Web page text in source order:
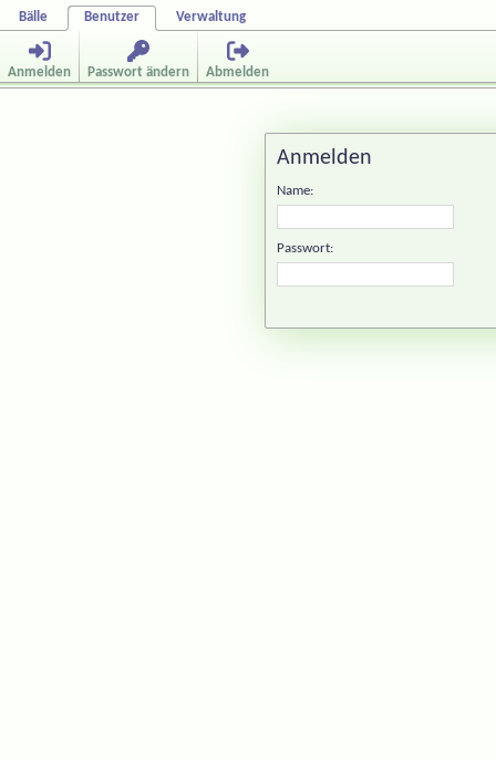
Bälle Benutzer Verwaltung
Anmelden Passwort ändern Abmelden
Anmelden
Name:
Passwort: